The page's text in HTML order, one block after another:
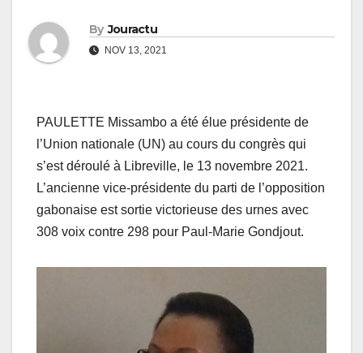
By Jouractu
NOV 13, 2021
PAULETTE Missambo a été élue présidente de
l’Union nationale (UN) au cours du congrès qui
s’est déroulé à Libreville, le 13 novembre 2021.
L’ancienne vice-présidente du parti de l’opposition
gabonaise est sortie victorieuse des urnes avec
308 voix contre 298 pour Paul-Marie Gondjout.